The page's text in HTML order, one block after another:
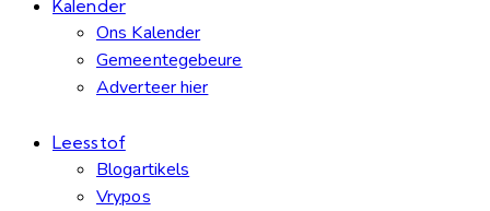
Kalender
Ons Kalender
Gemeentegebeure
Adverteer hier
Leesstof
Blogartikels
Vrypos